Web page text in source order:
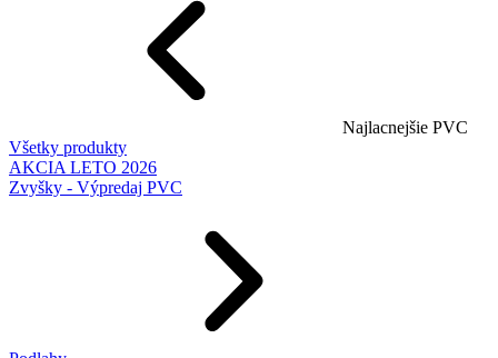
Najlacnejšie PVC
Všetky produkty
AKCIA LETO 2026
Zvyšky - Výpredaj PVC